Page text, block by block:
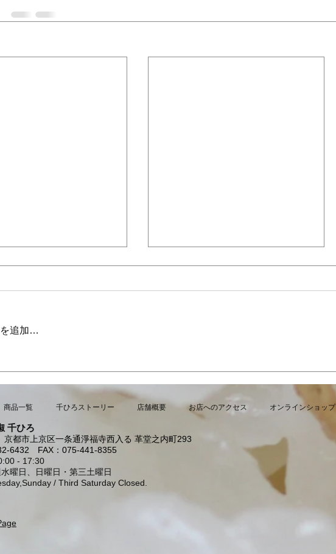
追加…
商品一覧 千ひろストーリー 店舗概要 お店へのアクセス オンラインショップ
千ひろ
京都市上京区一条通淨福寺西入る 革堂之内町293
6432 FAX：075-441-8355
- 17:30
曜日、日曜日・第三土曜日
/ Third Saturday Closed.